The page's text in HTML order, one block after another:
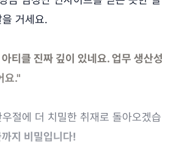
거세요.
티클 진짜 깊이 있네요. 업무 생산성
요."
절에 더 치밀한 취재로 돌아오겠습
지 비밀입니다!